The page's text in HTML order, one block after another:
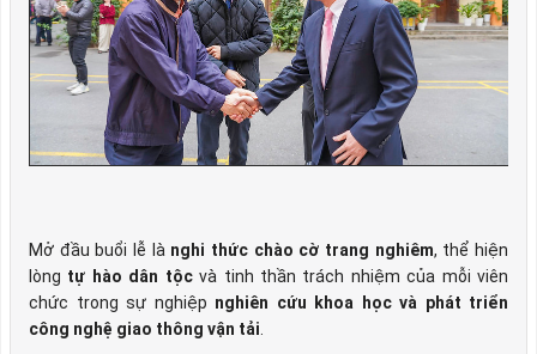
Mở đầu buổi lễ là nghi thức chào cờ trang nghiêm, thể hiện
lòng tự hào dân tộcvà tinh thần trách nhiệm của mỗi viên
chức trong sự nghiệp nghiên cứu khoa học và phát triển
công nghệ giao thông vận tải